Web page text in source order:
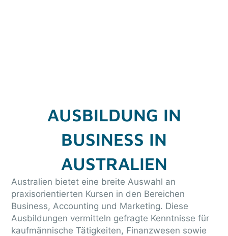
AUSBILDUNG IN
BUSINESS IN
AUSTRALIEN
Australien bietet eine breite Auswahl an
praxisorientierten Kursen in den Bereichen
Business, Accounting und Marketing. Diese
Ausbildungen vermitteln gefragte Kenntnisse für
kaufmännische Tätigkeiten, Finanzwesen sowie